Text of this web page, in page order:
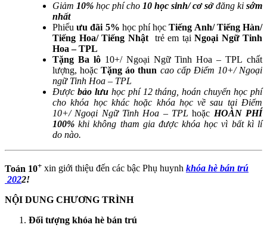
Giảm 10% học phí cho 10 học sinh/ cơ sởđăng ki sớm
nhất
Phiếuưu đãi 5% học phí họcTiếng Anh/ Tiếng Hàn/
Tiếng Hoa/ Tiếng Nhật trẻ em tại Ngoại Ngữ Tinh
Hoa – TPL
Tặng Ba lô10+/ Ngoại Ngữ Tinh Hoa – TPL chất
lượng, hoặcTặng áo thun cao cấp Điểm 10+/ Ngoại
ngữ Tinh Hoa – TPL
Được bảo lưuhọc phí 12 tháng, hoán chuyển học phí
cho khóa học khác hoặc khóa học về sau tại Điểm
10+/ Ngoại Ngữ Tinh Hoa – TPL hoặc HOÀN PHÍ
100%khi không tham gia được khóa học vì bất kì lí
do nào.
Toán 10+ xin giới thiệu đến các bậc Phụ huynh khóa hè bán trú​
2022!
NỘI DUNG CHƯƠNG TRÌNH
Đối tượng khóa hè bán trú